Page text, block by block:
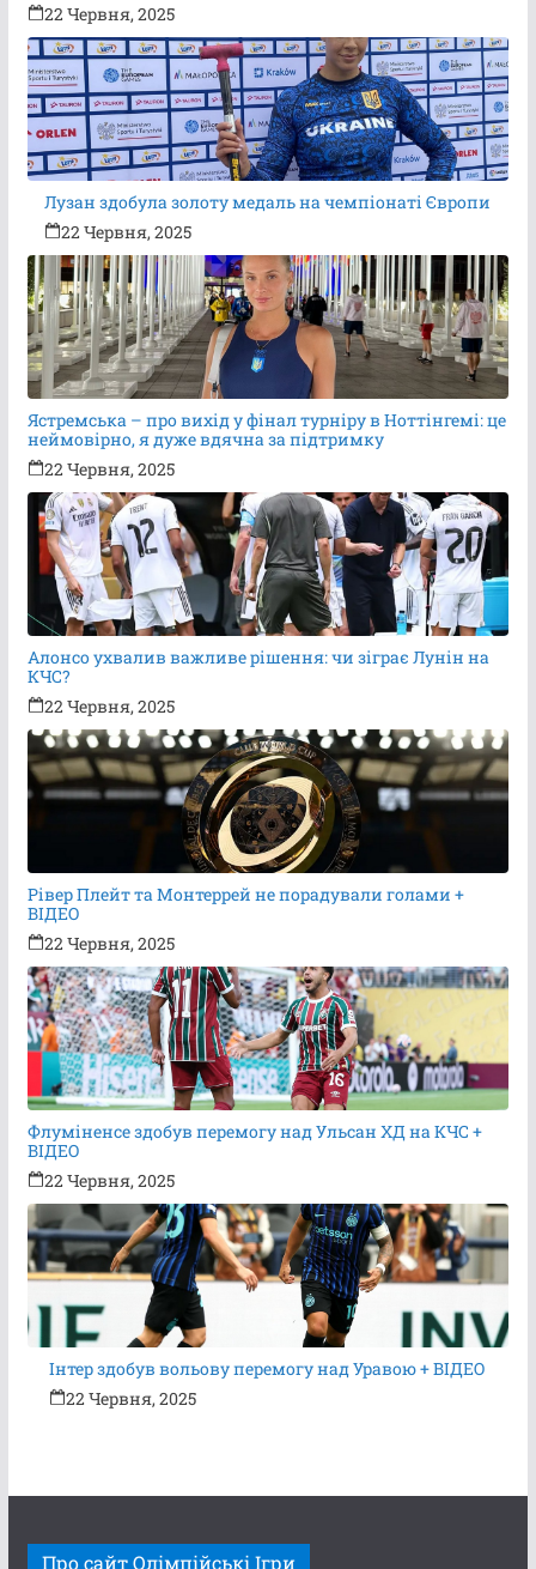
22 Червня, 2025
Лузан здобула золоту медаль на чемпіонаті Європи
22 Червня, 2025
Ястремська – про вихід у фінал турніру в Ноттінгемі: це
неймовірно, я дуже вдячна за підтримку
22 Червня, 2025
Алонсо ухвалив важливе рішення: чи зіграє Лунін на
КЧС?
22 Червня, 2025
Рівер Плейт та Монтеррей не порадували голами +
ВІДЕО
22 Червня, 2025
Флуміненсе здобув перемогу над Ульсан ХД на КЧС +
ВІДЕО
22 Червня, 2025
Інтер здобув вольову перемогу над Уравою + ВІДЕО
22 Червня, 2025
Про сайт Олімпійські Ігри